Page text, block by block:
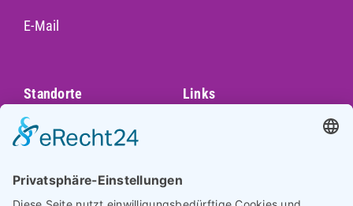
E-Mail
Standorte
Augsburg
Darmstadt
Frankfurt
Links